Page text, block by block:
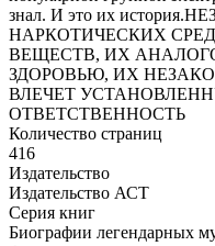
знал. И это их
НАРКОТИЧЕСКИХ
ВЕЩЕСТВ, ИХ
ЗДОРОВЬЮ, ИХ
ВЛЕЧЕТ
ОТВЕТСТВЕННОСТЬ
Количество страниц
416
Издательство
Издательство АСТ
Серия книг
Биографии легендарных